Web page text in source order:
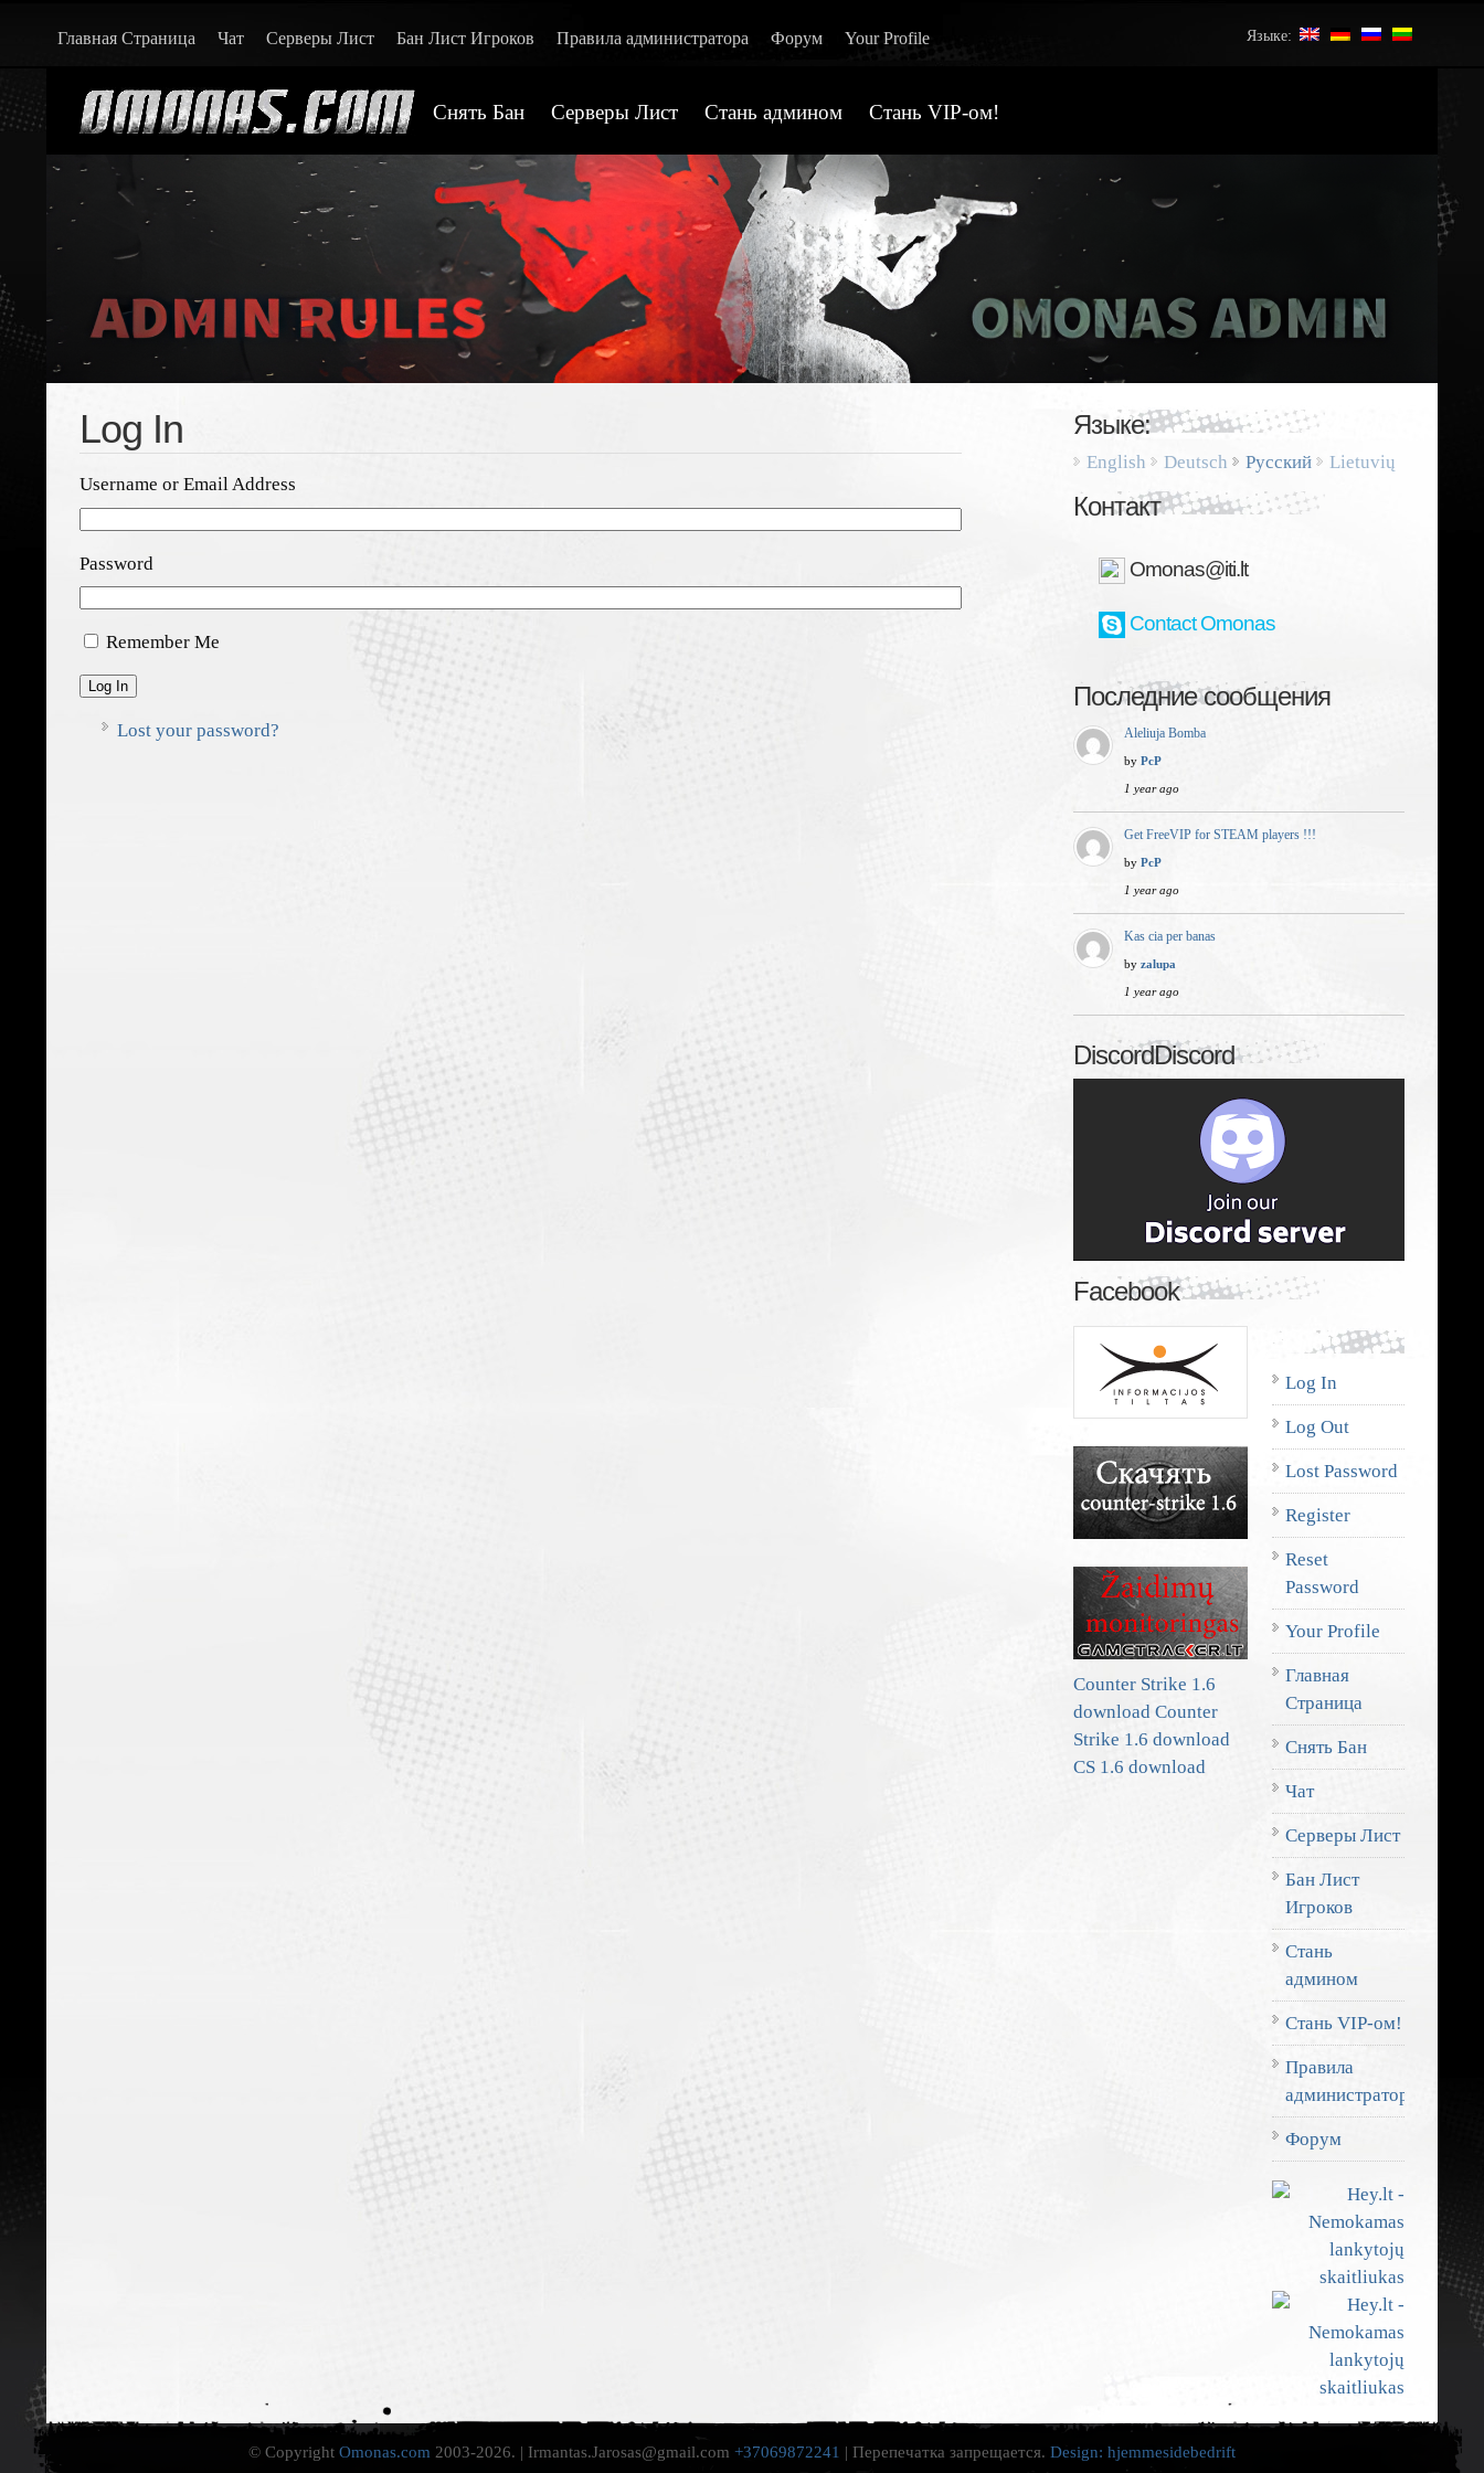
Главная Страница Чат Серверы Лист Бан Лист Игроков Правила администратора Форум Your Profile Языке:
Снять Бан Серверы Лист Стань админом Стань VIP-ом!
Log In
Username or Email Address
Password
Remember Me
Log In
Lost your password?
Языке:
English Deutsch Русский Lietuvių
Контакт
Omonas@iti.lt
Contact Omonas
Последние сообщения
Aleliuja Bomba
by PcP
1 year ago
Get FreeVIP for STEAM players !!!
by PcP
1 year ago
Kas cia per banas
by zalupa
1 year ago
DiscordDiscord
Facebook
Counter Strike 1.6
download Counter
Strike 1.6 download
CS 1.6 download
Log In
Log Out
Lost Password
Register
Reset
Password
Your Profile
Главная
Страница
Снять Бан
Чат
Серверы Лист
Бан Лист
Игроков
Стань
админом
Стань VIP-ом!
Правила
администратора
Форум
© Copyright Omonas.com 2003-2026. | Irmantas.Jarosas@gmail.com +37069872241 | Перепечатка запрещается. Design: hjemmesidebedrift